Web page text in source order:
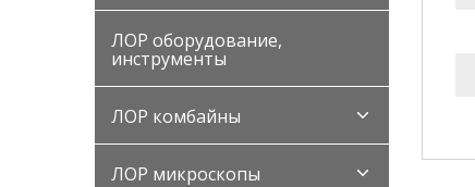
ЛОР оборудование,
инструменты
ЛОР комбайны
ЛОР микроскопы